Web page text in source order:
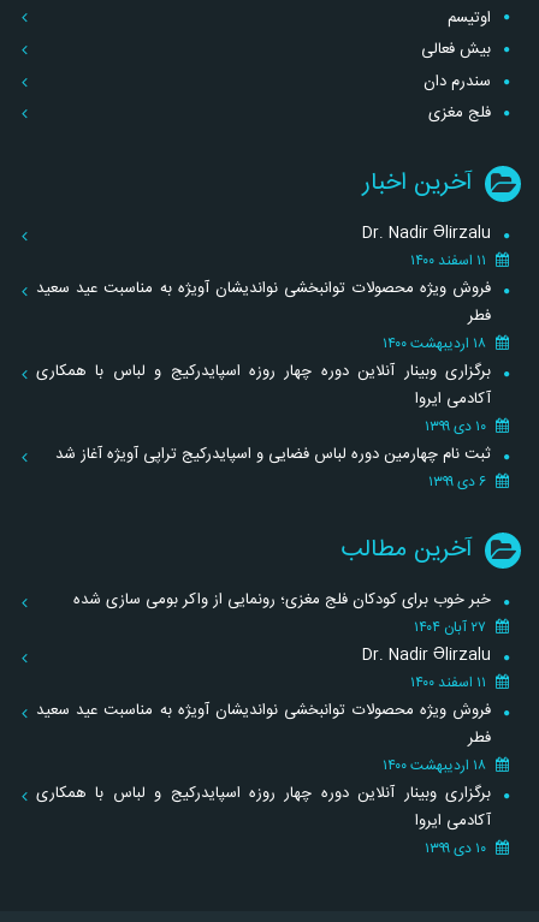
اوتیسم
بیش فعالی
سندرم دان
فلج مغزی
آخرین اخبار
Dr. Nadir Əlirzalu
فروش ویژه محصولات توانبخشی نواندیشان آویژه به مناسبت عید سعید
فطر
برگزاری وبینار آنلاین دوره چهار روزه اسپایدرکیج و لباس با همکاری
آکادمی ایروا
ثبت نام چهارمین دوره لباس فضایی و اسپایدرکیج تراپی آویژه آغاز شد
آخرین مطالب
خبر خوب برای کودکان فلج مغزی؛ رونمایی از واکر بومی سازی شده
Dr. Nadir Əlirzalu
فروش ویژه محصولات توانبخشی نواندیشان آویژه به مناسبت عید سعید
فطر
برگزاری وبینار آنلاین دوره چهار روزه اسپایدرکیج و لباس با همکاری
آکادمی ایروا